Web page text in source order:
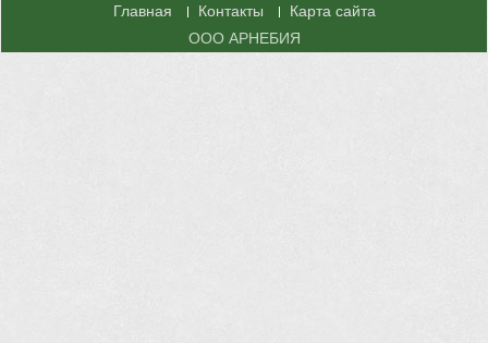
Главная Контакты
Карта сайта
ООО АРНЕБИЯ